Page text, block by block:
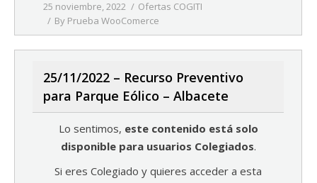
25 noviembre, 2022
Ofertas COGITI
By Prueba WooComerce
25/11/2022 – Recurso Preventivo
para Parque Eólico – Albacete
Lo sentimos, este contenido está solo
disponible para usuarios Colegiados.
Si eres Colegiado y quieres acceder a esta